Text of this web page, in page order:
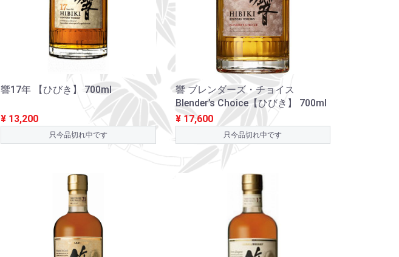
響17年 【ひびき】 700ml
¥ 13,200
只今品切れ中です
響 ブレンダーズ・チョイス
Blender’s Choice【ひびき】 700ml
¥ 17,600
只今品切れ中です